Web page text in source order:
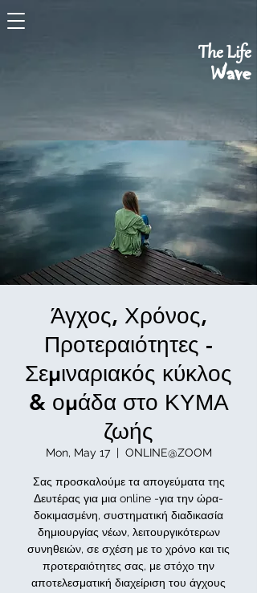
The Life
Wave
Άγχος, Χρόνος,
Προτεραιότητες -
Σεμιναριακός κύκλος
& ομάδα στο ΚΥΜΑ
ζωής
Mon, May 17
  |
ONLINE@ZOOM
Σας προσκαλούμε τα απογεύματα της
Δευτέρας για μια online -για την ώρα-
δοκιμασμένη, συστηματική διαδικασία
δημιουργίας νέων, λειτουργικότερων
συνηθειών, σε σχέση με το χρόνο και τις
προτεραιότητες σας, με στόχο την
αποτελεσματική διαχείριση του άγχους